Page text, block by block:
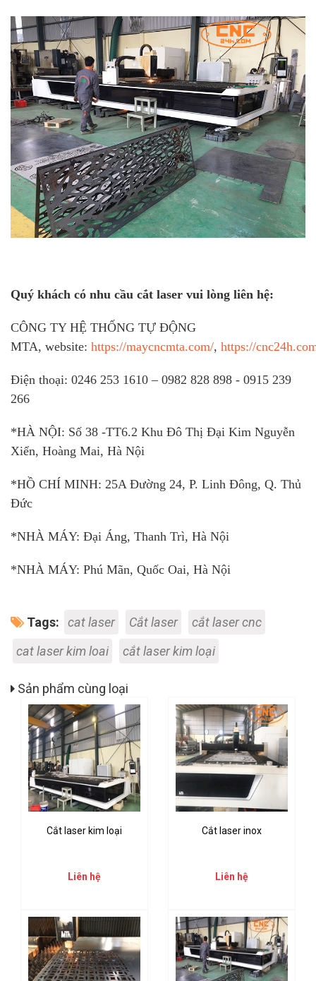
Quý khách có nhu cầu cắt laser vui lòng liên hệ:
CÔNG TY HỆ THỐNG TỰ ĐỘNG
MTA, website: https://maycncmta.com/, https://
Điện thoại: 0246 253 1610 – 0982 828 898 - 0915 239
266
*HÀ NỘI: Số 38 -TT6.2 Khu Đô Thị Đại Kim Nguyễn
Xiển, Hoàng Mai, Hà Nội
*HỒ CHÍ MINH: 25A Đường 24, P. Linh Đông, Q. Thủ
Đức
*NHÀ MÁY: Đại Áng, Thanh Trì, Hà Nội
*NHÀ MÁY: Phú Mãn, Quốc Oai, Hà Nội
Tags: cat laser Cắt laser
cắt laser cnc
cat laser kim loai
cắt laser kim loại
Sản phẩm cùng loại
Cắt laser kim loại
Liên hệ
Cắt laser inox
Liên hệ